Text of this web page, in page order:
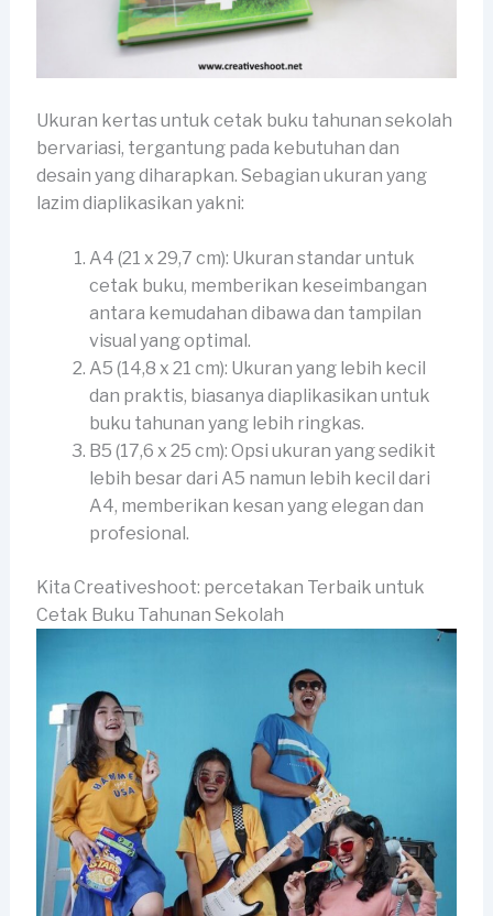
Ukuran kertas untuk cetak buku tahunan sekolah
bervariasi, tergantung pada kebutuhan dan
desain yang diharapkan. Sebagian ukuran yang
lazim diaplikasikan yakni:
A4 (21 x 29,7 cm): Ukuran standar untuk
cetak buku, memberikan keseimbangan
antara kemudahan dibawa dan tampilan
visual yang optimal.
A5 (14,8 x 21 cm): Ukuran yang lebih kecil
dan praktis, biasanya diaplikasikan untuk
buku tahunan yang lebih ringkas.
B5 (17,6 x 25 cm): Opsi ukuran yang sedikit
lebih besar dari A5 namun lebih kecil dari
A4, memberikan kesan yang elegan dan
profesional.
Kita Creativeshoot: percetakan Terbaik untuk
Cetak Buku Tahunan Sekolah